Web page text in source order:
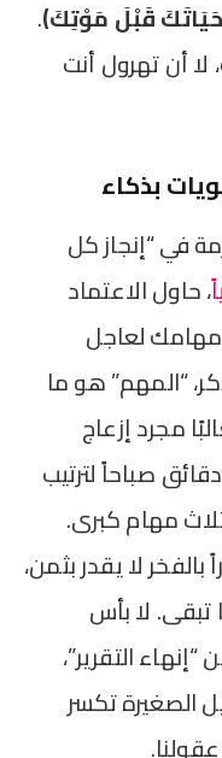
قَبْلَ مَوْتِكَ).
أن تهرول أنت
بذكاء
في “إنجاز كل
، حاول الاعتماد
لعاجل
“المهم” هو ما
مجرد إزعاج
صباحاً لترتيب
مهام كبرى.
لا يقدر بثمن،
تبقى. لا بأس
التقرير”،
الصغيرة تكسر